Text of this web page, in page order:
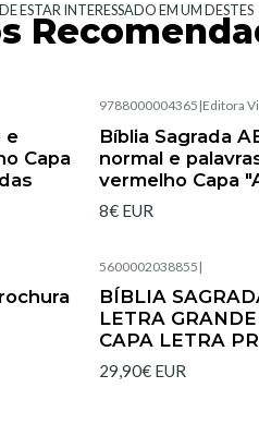
ESTAR INTERESSADO EM UM DESTES
e
Capa
9788000004365 |Editora
Bíblia Sagrada
normal e
vermelho Capa
8€ EUR
5600002038855 |
BÍBLIA
LETRA
CAPA LETRA
29,90€ EUR